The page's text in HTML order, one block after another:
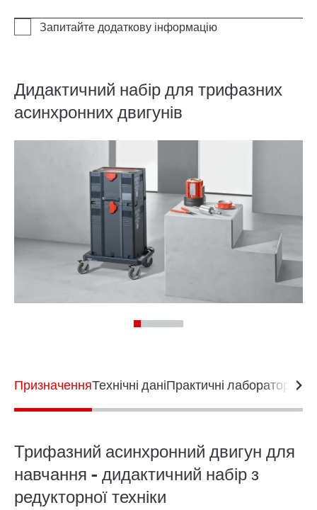
Дидактичний набір для трифазних
асинхронних двигунів
ПризначенняТехнічні даніПрактичні лабораторні
Трифазний асинхронний двигун для
навчання - дидактичний набір з
редукторної техніки